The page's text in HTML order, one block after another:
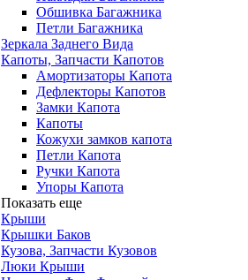
Обшивка Багажника
Петли Багажника
Зеркала Заднего Вида
Капоты, Запчасти Капотов
Амортизаторы Капота
Дефлекторы Капотов
Замки Капота
Капоты
Кожухи замков капота
Петли Капота
Ручки Капота
Упоры Капота
Показать еще
Крыши
Крышки Баков
Кузова, Запчасти Кузовов
Люки Крыши